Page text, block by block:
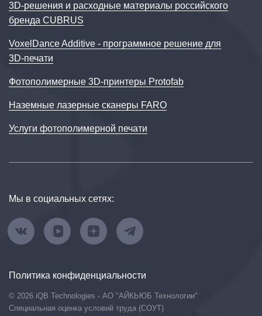
3D‑решения и расходные материалы российского
бренда CUBRUS
VoxelDance Additive - программное решение для
3D‑печати
Фотополимерные 3D-принтеры Protofab
Наземные лазерные сканеры FARO
Услуги фотополимерной печати
Мы в социальных сетях:
Политика конфиденциальности
© 2026 iQB Technologies - АО "АЙКЬЮБ Технологии"
Специальная оценка условий труда (СОУТ)